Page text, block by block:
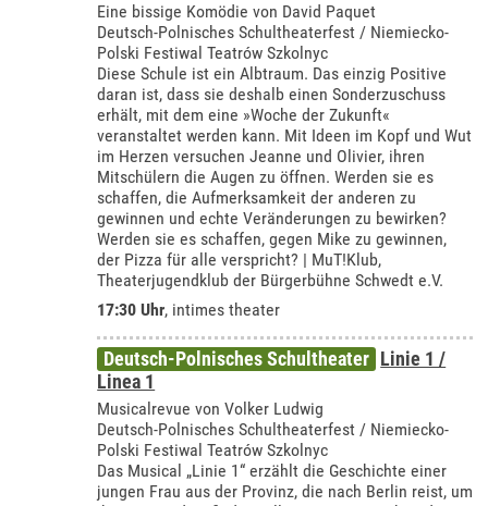
Eine bissige Komödie von David Paquet
Deutsch-Polnisches Schultheaterfest / Niemiecko-
Polski Festiwal Teatrów Szkolnyc
Diese Schule ist ein Albtraum. Das einzig Positive
daran ist, dass sie deshalb einen Sonderzuschuss
erhält, mit dem eine »Woche der Zukunft«
veranstaltet werden kann. Mit Ideen im Kopf und Wut
im Herzen versuchen Jeanne und Olivier, ihren
Mitschülern die Augen zu öffnen. Werden sie es
schaffen, die Aufmerksamkeit der anderen zu
gewinnen und echte Veränderungen zu bewirken?
Werden sie es schaffen, gegen Mike zu gewinnen,
der Pizza für alle verspricht? | MuT!Klub,
Theaterjugendklub der Bürgerbühne Schwedt e.V.
17:30 Uhr, intimes theater
Deutsch-Polnisches Schultheater Linie 1 /
Linea 1
Musicalrevue von Volker Ludwig
Deutsch-Polnisches Schultheaterfest / Niemiecko-
Polski Festiwal Teatrów Szkolnyc
Das Musical „Linie 1“ erzählt die Geschichte einer
jungen Frau aus der Provinz, die nach Berlin reist, um